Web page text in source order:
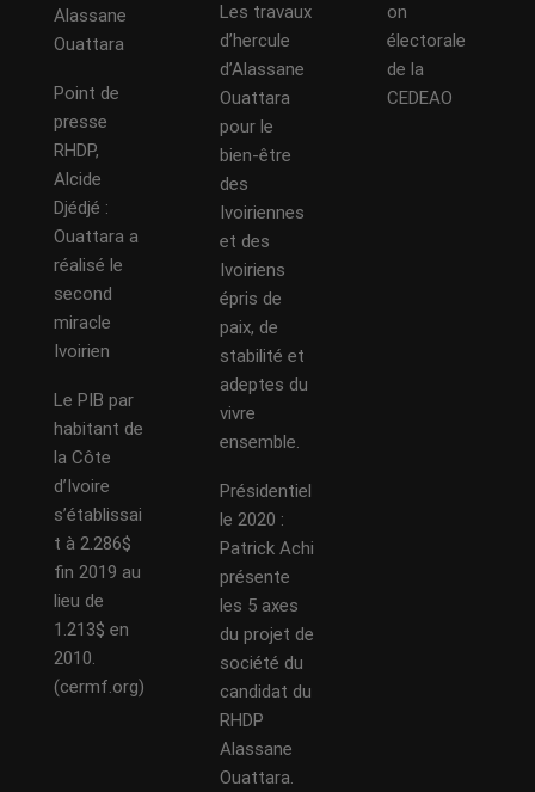
Alassane
Ouattara
Point de
presse
RHDP,
Alcide
Djédjé :
Ouattara a
réalisé le
second
miracle
Ivoirien
Le PIB par
habitant de
la Côte
d’Ivoire
s’établissai
t à 2.286$
fin 2019 au
lieu de
1.213$ en
2010.
(cermf.org)
Les travaux
d’hercule
d’Alassane
Ouattara
pour le
bien-être
des
Ivoiriennes
et des
Ivoiriens
épris de
paix, de
stabilité et
adeptes du
vivre
ensemble.
Présidentiel
le 2020 :
Patrick Achi
présente
les 5 axes
du projet de
société du
candidat du
RHDP
Alassane
Ouattara.
on
électorale
de la
CEDEAO